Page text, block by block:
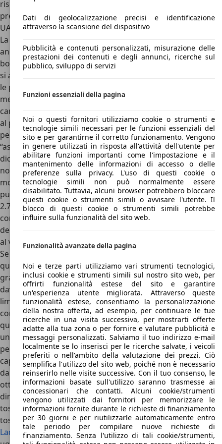
riscaldato. Questo è il modello più costoso nel listino
prezzi di UAZ Patriot, arrivando a circa 30.000 euro.
UAZ Patriot: concorrenti e conclusioni
La fuoristrada russa, pur avendo debuttato nel 2007, sa
ancora come farsi apprezzare, grazie allo spazio offerto a
bordo e alla mobilità offerta nei percorsi non asfalti, dove
si apprezza la concezione “old school”: la UAZ Patriot è fra
le poche vetture che mantengono anche oggi una
meccanica dura e pura, con telaio separato dalla
carrozzeria, sospensioni ad assale rigido, molle a balestra
al posteriore e un vero riduttore. Il motore 2.7 non brilla
per vivacità, ma è regolare e affidabile, anche se piuttosto
“assetato”: è difficile anche avvicinare i 9 chilometri al litro
dichiarati dalla casa. Rispetto alle concorrenti UAZ Patriot
non offre interni particolarmente ricercati, uno stile
moderno o prestazioni su strada da berlina media. Il vero
punto di forze di UAZ Patriot è l’affidabilità del suo motore
2.7 e della sua trazione integrale collaudata, che
consentono insieme a degli angoli caratteristici
decisamente validi di offrire delle capacità fuoristradistiche
al vertice tra le vetture moderne.
Se il suo essere old school è uno dei suoi più grandi pregi,
questa indole d’altri tempi è anche la causa dei suoi più
grandi limiti. Il comfort e la guidabilità su strada sono
davvero deficitarie, e anche la sicurezza è a dir poco
limitata. Se infatti le versioni più costose hanno 2 airbag e il
controllo di stabilità, l’indispensabile per sentirsi sicuri,
quelle d’accesso offrono soltanto l’airbag, assai poco per
una vettura commercializzata oggi. Nonostante questo,
però, se cercate un fuoristrada vero che sia robusto,
capace e valido come pochi altri con le ruote lontane
dall’asfalto, il fuoristrada figlio del fiume Volga è ancora un
ottimo candidato. Concludiamo come di consueto con le
dirette concorrenti di UAZ Patriot, ovvero i fuoristrada più
tosti sul mercato:Toyota Land Cruiser, il piccolo ma
tostissimoSuzuki Jimny, ilJeep Wrangler, il connazionale
Lada Nivae, tra le vetture meno specialistiche ma
Dati di geolocalizzazione precisi e identificazione
attraverso la scansione del dispositivo
Pubblicità e contenuti personalizzati, misurazione delle
prestazioni dei contenuti e degli annunci, ricerche sul
pubblico, sviluppo di servizi
Funzioni essenziali della pagina
Noi o questi fornitori utilizziamo cookie o strumenti e
tecnologie simili necessari per le funzioni essenziali del
sito e per garantirne il corretto funzionamento. Vengono
in genere utilizzati in risposta all'attività dell'utente per
abilitare funzioni importanti come l'impostazione e il
mantenimento delle informazioni di accesso o delle
preferenze sulla privacy. L'uso di questi cookie o
tecnologie simili non può normalmente essere
disabilitato. Tuttavia, alcuni browser potrebbero bloccare
questi cookie o strumenti simili o avvisare l'utente. Il
blocco di questi cookie o strumenti simili potrebbe
influire sulla funzionalità del sito web.
Funzionalità avanzate della pagina
Noi e terze parti utilizziamo vari strumenti tecnologici,
inclusi cookie e strumenti simili sul nostro sito web, per
offrirti funzionalità estese del sito e garantire
un'esperienza utente migliorata. Attraverso queste
funzionalità estese, consentiamo la personalizzazione
della nostra offerta, ad esempio, per continuare le tue
ricerche in una visita successiva, per mostrarti offerte
adatte alla tua zona o per fornire e valutare pubblicità e
messaggi personalizzati. Salviamo il tuo indirizzo e-mail
localmente se lo inserisci per le ricerche salvate, i veicoli
preferiti o nell'ambito della valutazione dei prezzi. Ciò
semplifica l'utilizzo del sito web, poiché non è necessario
reinserirlo nelle visite successive. Con il tuo consenso, le
informazioni basate sull'utilizzo saranno trasmesse ai
concessionari che contatti. Alcuni cookie/strumenti
vengono utilizzati dai fornitori per memorizzare le
informazioni fornite durante le richieste di finanziamento
per 30 giorni e per riutilizzarle automaticamente entro
tale periodo per compilare nuove richieste di
finanziamento. Senza l'utilizzo di tali cookie/strumenti,